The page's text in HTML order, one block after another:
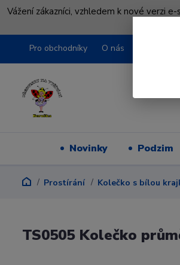
Vážení zákazníci, vzhledem k nové verzi
Pro obchodníky O nás
Novinky Podzim
Prostírání Kolečko s bílou
TS0505 Kolečko